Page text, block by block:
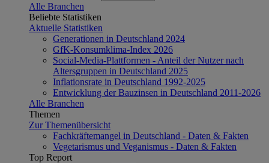
Alle Branchen
Beliebte Statistiken
Aktuelle Statistiken
Generationen in Deutschland 2024
GfK-Konsumklima-Index 2026
Social-Media-Plattformen - Anteil der Nutzer nach
Altersgruppen in Deutschland 2025
Inflationsrate in Deutschland 1992-2025
Entwicklung der Bauzinsen in Deutschland 2011-2026
Alle Branchen
Themen
Zur Themenübersicht
Fachkräftemangel in Deutschland - Daten & Fakten
Vegetarismus und Veganismus - Daten & Fakten
Top Report